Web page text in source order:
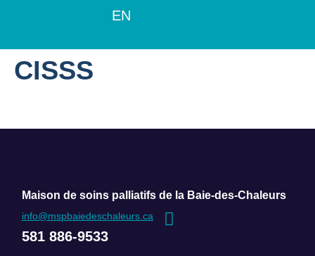
EN
CISSS
Maison de soins palliatifs de la Baie-des-Chaleurs
info@mspbaiedeschaleurs.ca
581 886-9533